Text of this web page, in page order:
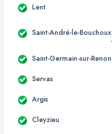
Lent
Saint-André-le-Bouchoux
Saint-Germain-sur-Renon
Servas
Argis
Cleyzieu